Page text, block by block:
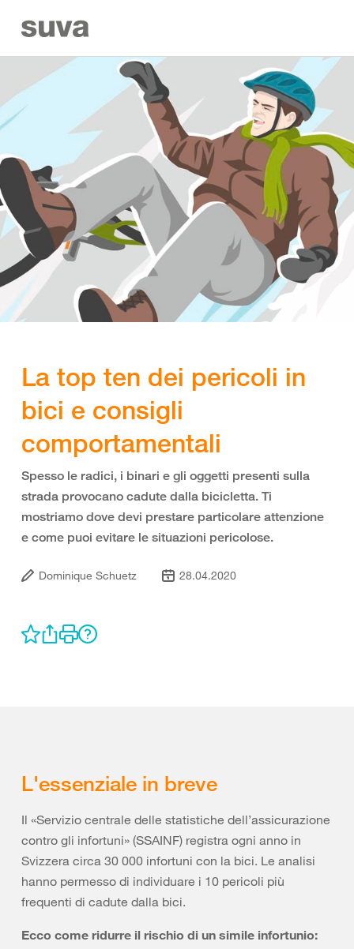
La top ten dei pericoli in
bici e consigli
comportamentali
Spesso le radici, i binari e gli oggetti presenti sulla
strada provocano cadute dalla bicicletta. Ti
mostriamo dove devi prestare particolare attenzione
e come puoi evitare le situazioni pericolose.
Dominique Schuetz 28.04.2020
L'essenziale in breve
Il «Servizio centrale delle statistiche dell’assicurazione
contro gli infortuni» (SSAINF) registra ogni anno in
Svizzera circa 30 000 infortuni con la bici. Le analisi
hanno permesso di individuare i 10 pericoli più
frequenti di cadute dalla bici.
Ecco come ridurre il rischio di un simile infortunio: